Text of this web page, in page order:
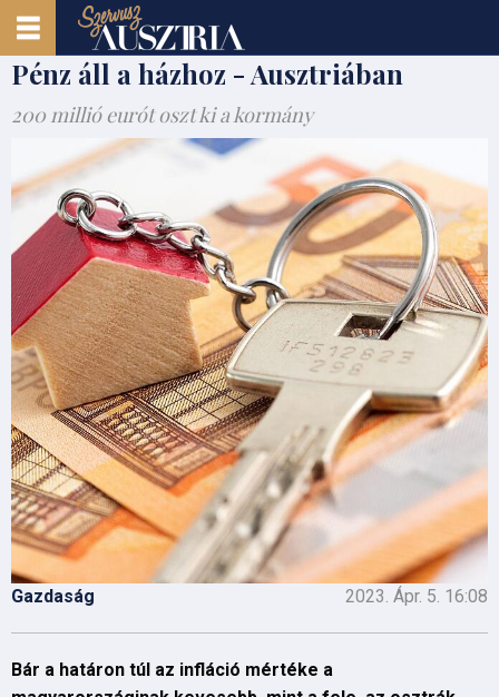
Pénz áll a házhoz - Ausztriában
200 millió eurót oszt ki a kormány
Gazdaság 2023. Ápr. 5. 16:08
Bár a határon túl az infláció mértéke a